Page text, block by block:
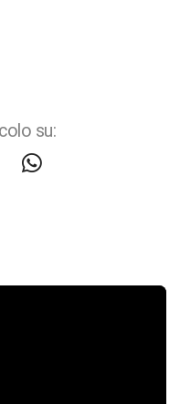
su: